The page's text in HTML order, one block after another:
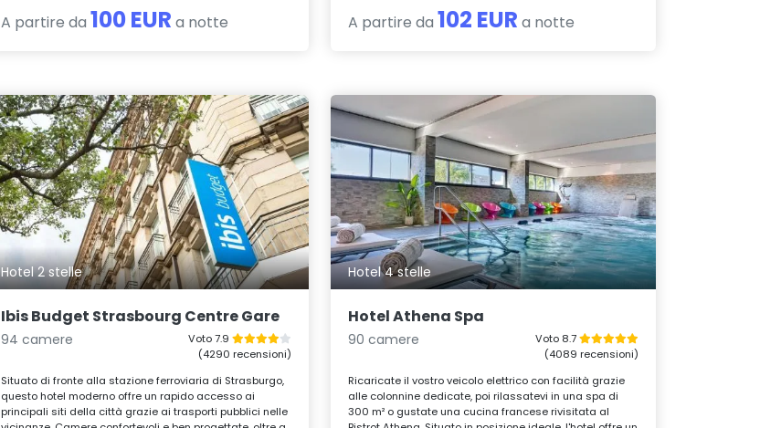
A partire da 100 EUR a notte A partire da 102 EUR a notte
Hotel 2 stelle
Ibis Budget Strasbourg Centre Gare
94 camere
Voto 7.9
(4290 recensioni)
Situato di fronte alla stazione ferroviaria di Strasburgo,
questo hotel moderno offre un rapido accesso ai
principali siti della città grazie ai trasporti pubblici nelle
Hotel 4 stelle
Hotel Athena Spa
90 camere
Voto 8.7
(4089 recensioni)
Ricaricate il vostro veicolo elettrico con facilità grazie
alle colonnine dedicate, poi rilassatevi in una spa di
300 m² o gustate una cucina francese rivisitata al